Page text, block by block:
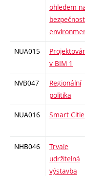
ohledem
NUA015
v BIM 1
NVB047
Regionální
politika
NUA016 Smart
NHB046
Trvale
udržitelná
výstavba